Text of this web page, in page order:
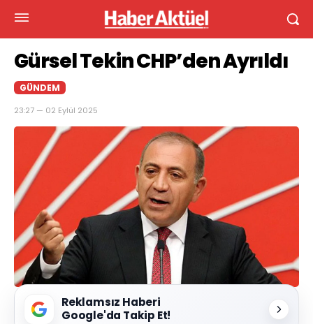
Gürsel Tekin CHP’den Ayrıldı
GÜNDEM
23:27 — 02 Eylül 2025
Reklamsız Haberi
Google'da Takip Et!